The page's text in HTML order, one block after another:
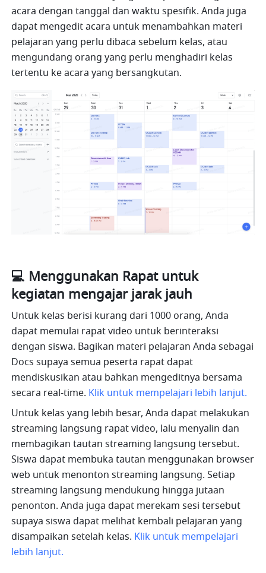
acara dengan tanggal dan waktu spesifik. Anda juga
dapat mengedit acara untuk menambahkan materi
pelajaran yang perlu dibaca sebelum kelas, atau
mengundang orang yang perlu menghadiri kelas
tertentu ke acara yang bersangkutan.
💻 Menggunakan Rapat untuk
kegiatan mengajar jarak jauh
Untuk kelas berisi kurang dari 1000 orang, Anda
dapat memulai rapat video untuk berinteraksi
dengan siswa. Bagikan materi pelajaran Anda sebagai
Docs supaya semua peserta rapat dapat
mendiskusikan atau bahkan mengeditnya bersama
secara real-time. Klik untuk mempelajari lebih lanjut.
Untuk kelas yang lebih besar, Anda dapat melakukan
streaming langsung rapat video, lalu menyalin dan
membagikan tautan streaming langsung tersebut.
Siswa dapat membuka tautan menggunakan browser
web untuk menonton streaming langsung. Setiap
streaming langsung mendukung hingga jutaan
penonton. Anda juga dapat merekam sesi tersebut
supaya siswa dapat melihat kembali pelajaran yang
disampaikan setelah kelas. Klik untuk mempelajari
lebih lanjut.